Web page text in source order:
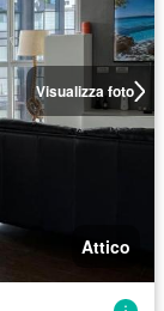
Visualizza foto
Attico